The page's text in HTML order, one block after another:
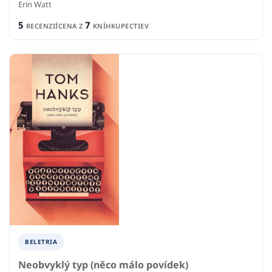
Erin Watt
5 RECENZIÍCENA Z 7 KNÍHKUPECTIEV
BELETRIA
Neobvyklý typ (něco málo povídek)